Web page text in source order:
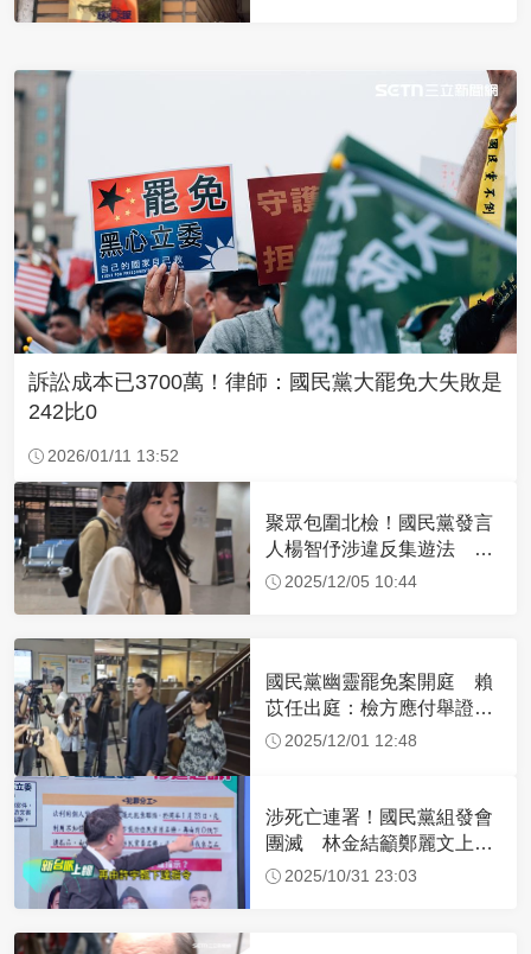
訴訟成本已3700萬！律師：國民黨大罷免大失敗是
242比0
2026/01/11 13:52
聚眾包圍北檢！國民黨發言
人楊智伃涉違反集遊法 現
身北檢畫面曝光
2025/12/05 10:44
國民黨幽靈罷免案開庭 賴
苡任出庭：檢方應付舉證責
任 2025/12/01 12:48
涉死亡連署！國民黨組發會
團滅 林金結籲鄭麗文上任
做這事
2025/10/31 23:03